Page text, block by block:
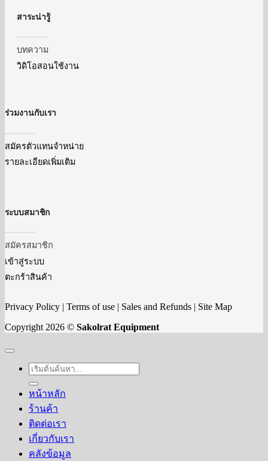
สาระน่ารู้
บทความ
วิดิโอสอนใช้งาน
ร่วมงานกับเรา
สมัครตัวแทนจำหน่าย
รายละเอียดเพิ่มเติม
ระบบสมาชิก
สมัครสมาชิก
เข้าสู่ระบบ
ตะกร้าสินค้า
Privacy Policy | Terms of use | Sales and Refunds | Site Map
Copyright 2026 © Sakolrat Equipment
ค้นหา:
หน้าหลัก
ร้านค้า
ติดต่อเรา
เกี่ยวกับเรา
คลังข้อมูล